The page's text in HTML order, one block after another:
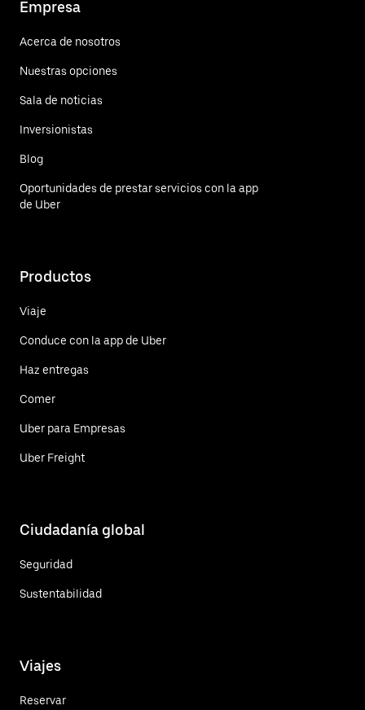
Empresa
Acerca de nosotros
Nuestras opciones
Sala de noticias
Inversionistas
Blog
Oportunidades de prestar servicios con la app
de Uber
Productos
Viaje
Conduce con la app de Uber
Haz entregas
Comer
Uber para Empresas
Uber Freight
Ciudadanía global
Seguridad
Sustentabilidad
Viajes
Reservar